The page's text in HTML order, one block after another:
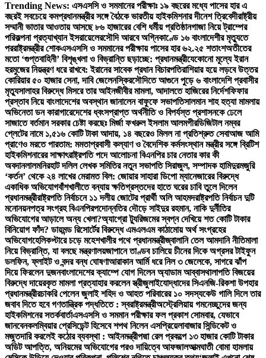
Trending News: এসএসসি ও সমমানের পরীক্ষাঃ ১৯ বছরের মধ্যে পাসের হার এ
বছরই সবচেয়ে কমপ্রধানমন্ত্রীর সঙ্গে বৈঠকে ভারতীয় হাইকমিশনার দীনেশ ত্রিবেদীরাষ্ট্রীয়
সম্মানী ভাতার আওতায় আসছে ৮৬ হাজারের বেশি ধর্মীয় প্রতিষ্ঠানগাজা নিয়ে ট্রাম্পের
পরিকল্পনা প্রত্যাখ্যান ইসরায়েলেরসৌদি আরবে অগ্নিকাণ্ডে ১৬ বাংলাদেশীর মৃত্যুতে
পররাষ্ট্রমন্ত্রীর শোকএসএসসি ও সমমানের পরীক্ষায় পাসের হার ৬২.২৫ শতাংশঅতীতের
মতো ‘গুপ্তবাহিনী’ বিশৃঙ্খলা ও বিভ্রান্তি ছড়াচ্ছে: প্রধানমন্ত্রীযেকোনো মূল্যে ইরান
হরমুজের নিয়ন্ত্রণ ধরে রাখবে: ইরানের সাবেক প্রধান বিচারপতিরাশিয়ার হয়ে লড়বে উত্তর
কোরিয়ার ৫০ হাজার সেনা, দাবি জেলেনস্কিরসৌদিতে আগুনে পুড়ে ৬ বাংলাদেশি প্রবাসীর
মৃত্যুসালাহর বিরুদ্ধে মিসরে তার আইনজীবীর মামলা, আদালতে হাজিরের নির্দেশফিফার
প্রস্তাব নিয়ে বাংলাদেশের অবস্থান জানালেন বাফুফে সভাপতিসালমান শাহ হত্যা মামলায়
অভিনেতা ডন কারাগারেদেশের ধ্বংসপ্রাপ্ত অর্থনীতি ও বিপর্যস্ত প্রশাসনকে ঢেলে
সাজাতে বর্তমান সরকার চেষ্টা করছেঃ মির্জা ফখরুল ইসলাম আলমগীরডিজিটাল নম্বর
প্লেটের নামে ১,৫১৬ কোটি টাকা আদায়, ১৪ বছরেও মিলল না প্রতিশ্রুত সেবাআজ আমি
প্রাণেও মরতে পারতাম: মমতাপ্রবাসী কল্যাণ ও বৈদেশিক কর্মসংস্থান মন্ত্রীর সঙ্গে ব্রিটিশ
হাইকমিশনারের সাক্ষাৎরাষ্ট্রপতি পদে আলোচনা বিএনপির চার নেতার কার কী
অবদানলালমনিরহাট দলিল লেখক সমিতির নতুন সভাপতি সিরাজুল, সম্পাদক হামিদুরমজুরি
‘কর্তন’ থেকে ২৪ লাখের মেরামত বিল: জোয়ার সাহারা ডিপো ম্যানেজারের বিরুদ্ধে
একাধিক অভিযোগবাঁশখালীতে বন্যায় ক্ষতিগ্রস্তদের হাতে ঘরের চাবি তুলে দিলেন
প্রধানমন্ত্রীরাষ্ট্রপতি নির্বাচনে ১১ দলীয় জোটের প্রার্থী অলি আহমদরাষ্ট্রপতি নির্বাচন দুটি
মনোনয়নপত্র সংগ্রহ বিএনপিরপদোন্নতির দৌড়ে সাইদুর রহমান, নাকি দুর্নীতির
অভিযোগের আড়ালে অন্য খেলা?অ্যাগ্রো ট্যুরিজমের স্বপ্ন দেখিয়ে শত কোটি টাকার
বিনিয়োগ ফাঁদ? ডায়মন্ড রিসোর্টের বিরুদ্ধে এমএলএম কাঠামোয় অর্থ সংগ্রহের
অভিযোগহেলিকপ্টারে চড়ে মহেশখালীর পথে প্রধানমন্ত্রীজ্বালানি তেল আমদানি নীতিমালা
নিয়ে বিভ্রান্তি, যা বলছে মন্ত্রণালয়জাপানে তাণ্ডব চালিয়ে চীনের দিকে অগ্রসর টাইফুন
ডলফিন, ফ্লাইট ও বন্দর বন্ধ ঘোষণাআরাকান আর্মি ধরে নিল ৩ জেলেকে, সাগরে ঝাঁপ
দিয়ে ফিরলেন দুজনবাংলাদেশের ক্যাম্পে যোগ দিলেন অ্যাডাম আব্বাসথালাপতি বিজয়ের
বিরুদ্ধে দায়েরকৃত মামলা প্রত্যাহার করলেন স্ত্রীজুলাইযোদ্ধাদের সিএনজি-রিকশা উপহার
প্রধানমন্ত্রীরচাকরি পেলেন জুলাই শহিদ ও আহত পরিবারের ১০ সদস্যকেউ গালি দিলে তার
জবাব দিতে হবে গণতান্ত্রিক পদ্ধতিতে : স্বরাষ্ট্রমন্ত্রীঅস্ট্রেলিয়ায় গমনেচ্ছুদের জন্য
হাইকমিশনের সতর্কবার্তাএসএসসি ও সমমান পরীক্ষার ফল প্রকাশ সোমবার, যেভাবে
জানবেনকলম্বিয়ার প্রেসিডেন্ট হিসেবে শপথ নিলেন এসপ্রিয়েলাবাজার সিন্ডিকেট ও
মজুতদারি করলেই কঠোর ব্যবস্থা : আইনমন্ত্রীপদ্মা রেল প্রকল্পে ১৩ হাজার কোটি টাকার
অডিট আপত্তি, অনিয়মের অভিযোগের পরও দায়িত্বে আফজালআত্মঘাতী বোমা হামলায়